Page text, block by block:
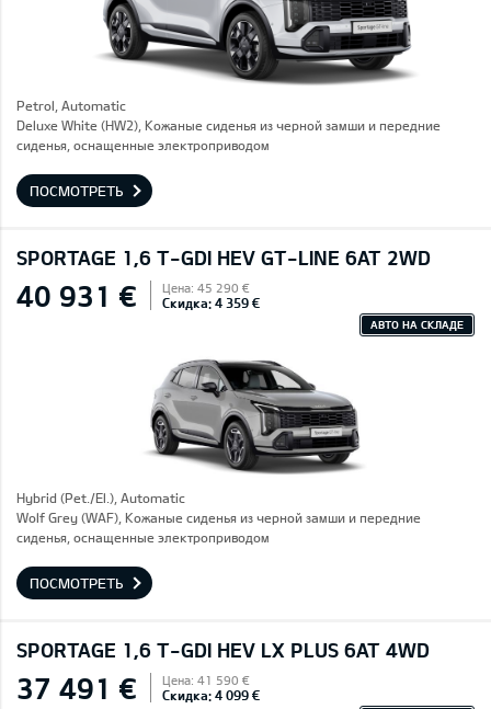
Petrol, Automatic
Deluxe White (HW2), Кожаные сиденья из черной замши и передние
сиденья, оснащенные электроприводом
ПОСМОТРЕТЬ
SPORTAGE 1,6 T-GDI HEV GT-LINE 6AT 2WD
40 931 € Цена: 45 290 €
Скидка: 4 359 €
АВТО НА СКЛАДЕ
Hybrid (Pet./El.), Automatic
Wolf Grey (WAF), Кожаные сиденья из черной замши и передние
сиденья, оснащенные электроприводом
ПОСМОТРЕТЬ
SPORTAGE 1,6 T-GDI HEV LX PLUS 6AT 4WD
37 491 € Цена: 41 590 €
Скидка: 4 099 €